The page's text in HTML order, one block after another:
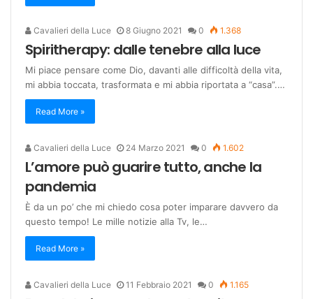
Cavalieri della Luce 8 Giugno 2021 0 1.368
Spiritherapy: dalle tenebre alla luce
Mi piace pensare come Dio, davanti alle difficoltà della vita,
mi abbia toccata, trasformata e mi abbia riportata a “casa”.…
Read More »
Cavalieri della Luce 24 Marzo 2021 0 1.602
L’amore può guarire tutto, anche la
pandemia
È da un po’ che mi chiedo cosa poter imparare davvero da
questo tempo! Le mille notizie alla Tv, le…
Read More »
Cavalieri della Luce 11 Febbraio 2021 0 1.165